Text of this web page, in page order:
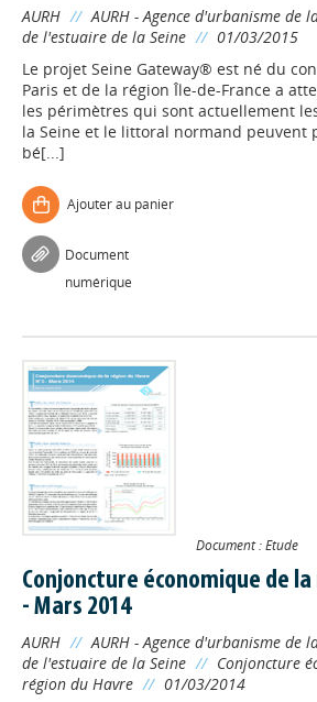
AURH // AURH - Agence d'urbanisme de
de l'estuaire de la Seine // 01/03/2015
Le projet Seine Gateway® est né du
Paris et de la région Île-de-France a
les périmètres qui sont actuellement
la Seine et le littoral normand peuvent
bé[...]
Ajouter au panier
Document
numérique
Document : Etude
Conjoncture économique de
- Mars 2014
AURH // AURH - Agence d'urbanisme de
de l'estuaire de la Seine // Conjoncture
région du Havre // 01/03/2014